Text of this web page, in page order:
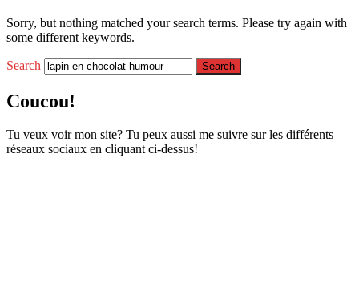
Sorry, but nothing matched your search terms. Please try again with
some different keywords.
Search
Coucou!
Tu veux voir mon site? Tu peux aussi me suivre sur les différents
réseaux sociaux en cliquant ci-dessus!